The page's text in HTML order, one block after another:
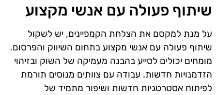
שיתוף פעולה עם אנשי מקצוע
על מנת למקסם את הצלחת הקמפיינים, יש לשקול
שיתוף פעולה עם אנשי מקצוע בתחום השיווק והפרסום.
מומחים יכולים לסייע בהבנה מעמיקה של השוק ובזיהוי
הזדמנויות חדשות. עבודה עם צוותים מנוסים תורמת
לפיתוח אסטרטגיות חדשות ושיפור מתמיד של